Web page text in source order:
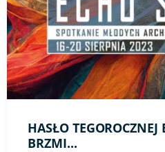
HASŁO TEGOROCZNEJ
BRZMI...